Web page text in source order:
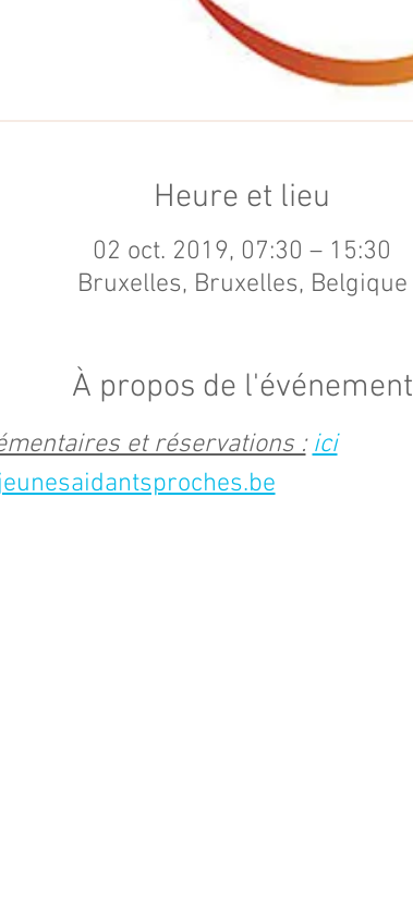
Heure et lieu
02 oct. 2019, 07:30 – 15:30
Bruxelles, Bruxelles, Belgique
À propos de l'événement
et réservations : ici